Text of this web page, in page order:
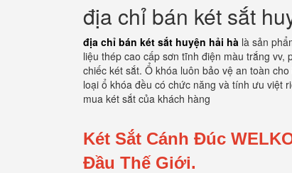
địa chỉ bán két sắt
địa chỉ bán két sắt huyện hải hà là sản
liệu thép cao cấp sơn tĩnh điện màu trắng
chiếc két sắt. Ổ khóa luôn bảo vệ an toàn
loại ổ khóa đều có chức năng và tính ưu việt
mua két sắt của khách hàng
Két Sắt Cánh Đúc
Đầu Thế Giới.